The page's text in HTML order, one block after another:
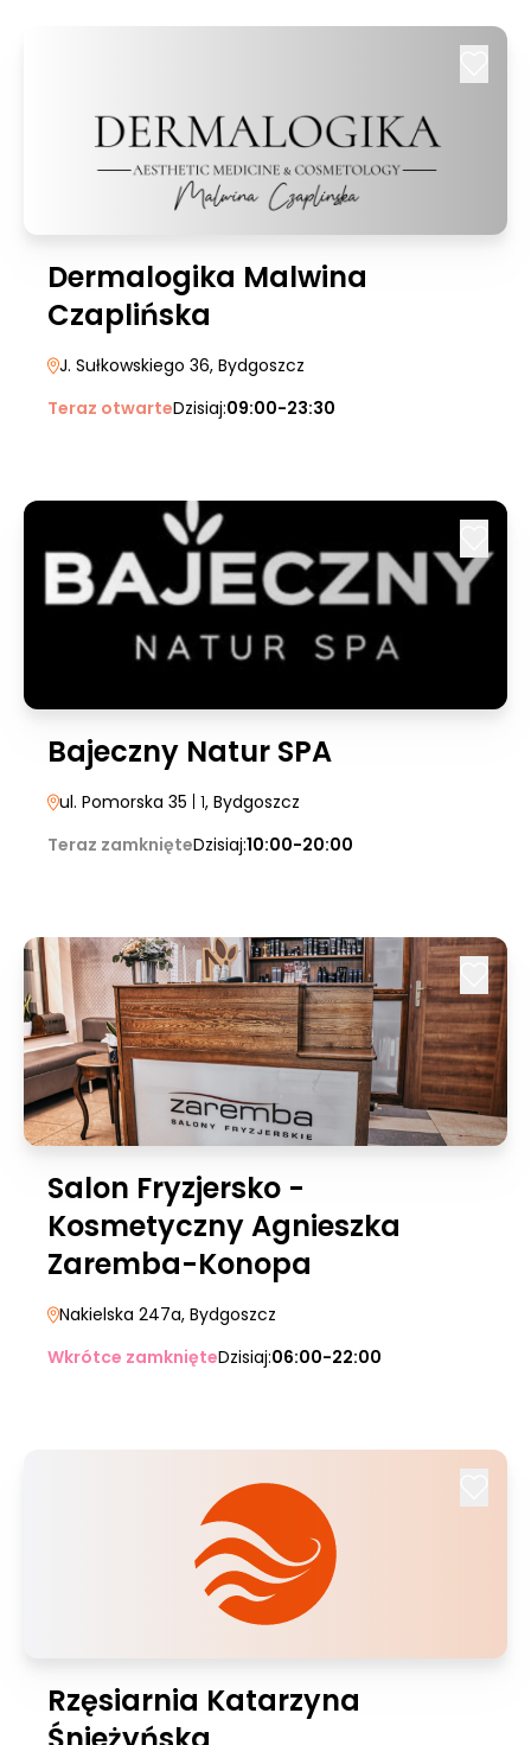
Dermalogika Malwina
Czaplińska
J. Sułkowskiego 36, Bydgoszcz
Teraz otwarteDzisiaj:09:00-23:30
Bajeczny Natur SPA
ul. Pomorska 35 | 1, Bydgoszcz
Teraz zamknięteDzisiaj:10:00-20:00
Salon Fryzjersko -
Kosmetyczny Agnieszka
Zaremba-Konopa
Nakielska 247a, Bydgoszcz
Wkrótce zamknięteDzisiaj:06:00-22:00
Rzęsiarnia Katarzyna